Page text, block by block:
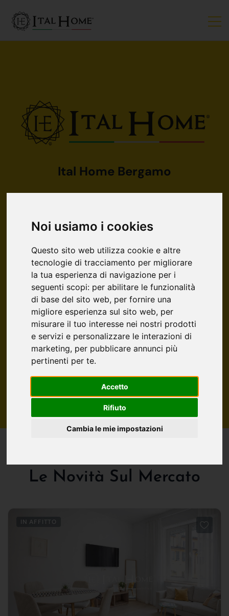
Noi usiamo i cookies
Questo sito web utilizza cookie e altre
tecnologie di tracciamento per migliorare
la tua esperienza di navigazione per i
seguenti scopi: per abilitare le funzionalità
di base del sito web, per fornire una
migliore esperienza sul sito web, per
misurare il tuo interesse nei nostri prodotti
e servizi e personalizzare le interazioni di
marketing, per pubblicare annunci più
pertinenti per te.
Accetto
Rifiuto
Cambia le mie impostazioni
Ital Home Bergamo
Il tuo sogno immobiliare, la nostra missione.
Tutte le Tipologie
Filtri
Cerca
Le Novità Sul Mercato
IN AFFITTO